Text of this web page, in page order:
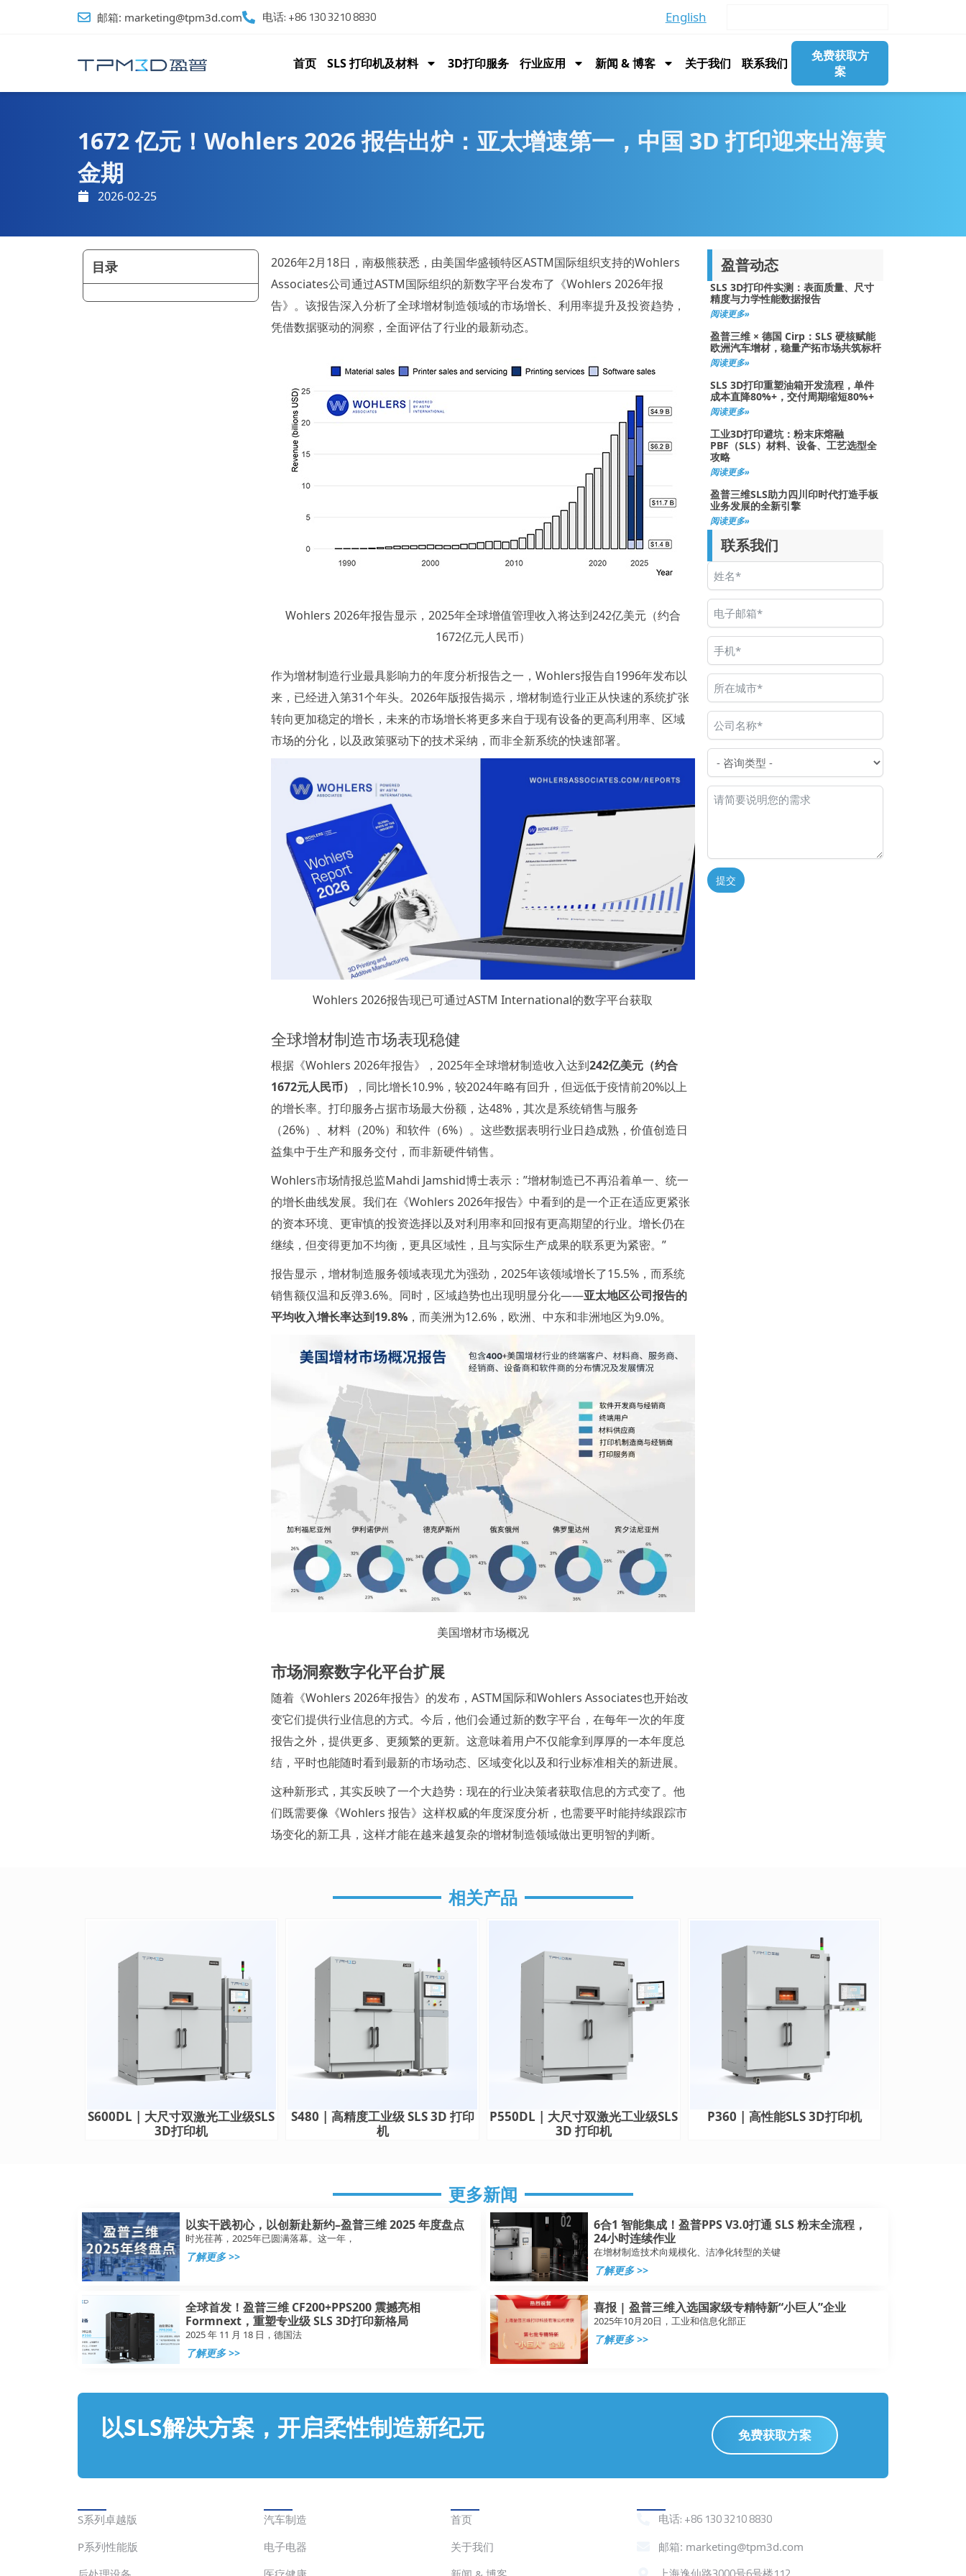
邮箱: marketing@tpm3d.com 电话: +86 130 3210 8830 English
首页 SLS 打印机及材料 3D打印服务 行业应用 新闻 & 博客 关于我们 联系我们
免费获取方
案
1672 亿元！Wohlers 2026 报告出炉：亚太增速第一，中国 3D 打印迎来出海黄
金期
2026-02-25
目录
2026年2月18日，南极熊获悉，由美国华盛顿特区ASTM国际组织支持的Wohlers
Associates公司通过ASTM国际组织的新数字平台发布了《Wohlers 2026年报
告》。该报告深入分析了全球增材制造领域的市场增长、利用率提升及投资趋势，
凭借数据驱动的洞察，全面评估了行业的最新动态。
Wohlers 2026年报告显示，2025年全球增值管理收入将达到242亿美元（约合
1672亿元人民币）
作为增材制造行业最具影响力的年度分析报告之一，Wohlers报告自1996年发布以
来，已经进入第31个年头。2026年版报告揭示，增材制造行业正从快速的系统扩张
转向更加稳定的增长，未来的市场增长将更多来自于现有设备的更高利用率、区域
市场的分化，以及政策驱动下的技术采纳，而非全新系统的快速部署。
Wohlers 2026报告现已可通过ASTM International的数字平台获取
全球增材制造市场表现稳健
根据《Wohlers 2026年报告》，2025年全球增材制造收入达到242亿美元（约合
1672元人民币）
，同比增长10.9%，较2024年略有回升，但远低于疫情前20%以上
的增长率。打印服务占据市场最大份额，达48%，其次是系统销售与服务
（26%）、材料（20%）和软件（6%）。这些数据表明行业日趋成熟，价值创造日
益集中于生产和服务交付，而非新硬件销售。
Wohlers市场情报总监Mahdi Jamshid博士表示：”增材制造已不再沿着单一、统一
的增长曲线发展。我们在《Wohlers 2026年报告》中看到的是一个正在适应更紧张
的资本环境、更审慎的投资选择以及对利用率和回报有更高期望的行业。增长仍在
继续，但变得更加不均衡，更具区域性，且与实际生产成果的联系更为紧密。”
报告显示，增材制造服务领域表现尤为强劲，2025年该领域增长了15.5%，而系统
销售额仅温和反弹3.6%。同时，区域趋势也出现明显分化——亚太地区公司报告的
平均收入增长率达到19.8% ，而美洲为12.6%，欧洲、中东和非洲地区为9.0%。
美国增材市场概况
市场洞察数字化平台扩展
随着《Wohlers 2026年报告》的发布，ASTM国际和Wohlers Associates也开始改
变它们提供行业信息的方式。今后，他们会通过新的数字平台，在每年一次的年度
报告之外，提供更多、更频繁的更新。这意味着用户不仅能拿到厚厚的一本年度总
结，平时也能随时看到最新的市场动态、区域变化以及和行业标准相关的新进展。
这种新形式，其实反映了一个大趋势：现在的行业决策者获取信息的方式变了。他
们既需要像《Wohlers 报告》这样权威的年度深度分析，也需要平时能持续跟踪市
场变化的新工具，这样才能在越来越复杂的增材制造领域做出更明智的判断。
盈普动态
SLS 3D打印件实测：表面质量、尺寸
精度与力学性能数据报告
阅读更多»
盈普三维 × 德国 Cirp：SLS 硬核赋能
欧洲汽车增材，稳量产拓市场共筑标杆
阅读更多»
SLS 3D打印重塑油箱开发流程，单件
成本直降80%+，交付周期缩短80%+
阅读更多»
工业3D打印避坑：粉末床熔融
PBF（SLS）材料、设备、工艺选型全
攻略
阅读更多»
盈普三维SLS助力四川印时代打造手板
业务发展的全新引擎
阅读更多»
联系我们
提交
相关产品
S600DL | 大尺寸双激光工业级SLS
3D打印机
S480 | 高精度工业级 SLS 3D 打印
机
P550DL | 大尺寸双激光工业级SLS
3D 打印机
P360 | 高性能SLS 3D打印机
更多新闻
以实干践初心，以创新赴新约–盈普三维 2025 年度盘点
时光荏苒，2025年已圆满落幕。这一年，
了解更多 >>
6合1 智能集成！盈普PPS V3.0打通 SLS 粉末全流程，
24小时连续作业
在增材制造技术向规模化、洁净化转型的关键
了解更多 >>
全球首发！盈普三维 CF200+PPS200 震撼亮相
Formnext，重塑专业级 SLS 3D打印新格局
2025 年 11 月 18 日，德国法
了解更多 >>
喜报 | 盈普三维入选国家级专精特新“小巨人”企业
2025年10月20日，工业和信息化部正
了解更多 >>
以SLS解决方案，开启柔性制造新纪元 免费获取方案
S系列卓越版
P系列性能版
汽车制造
电子电器
首页
关于我们
电话: +86 130 3210 8830
邮箱: marketing@tpm3d.com